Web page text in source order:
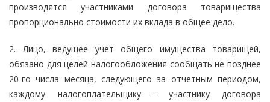
производятся участниками договора товарищества
пропорционально стоимости их вклада в общее дело.
2. Лицо, ведущее учет общего имущества товарищей,
обязано для целей налогообложения сообщать не позднее
20-го числа месяца, следующего за отчетным периодом,
каждому налогоплательщику - участнику договора